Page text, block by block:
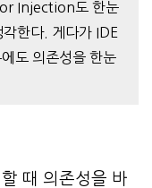
Injection도 한눈
한다. 게다가 IDE
도 의존성을 한눈
할 때 의 존성을 바